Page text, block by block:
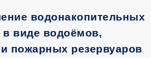
водонакопительных
в виде водоёмов,
пожарных резервуаров